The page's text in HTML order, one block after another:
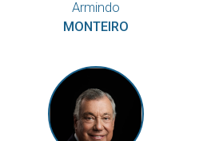
Armindo
MONTEIRO